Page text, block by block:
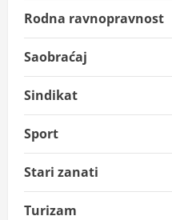
Rodna ravnopravnost
Saobraćaj
Sindikat
Sport
Stari zanati
Turizam